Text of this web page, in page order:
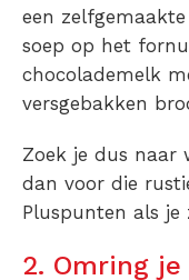
een
soep op het
chocolademelk
versgebakken
Zoek je dus naar
dan voor die
Pluspunten als je
2. Omring